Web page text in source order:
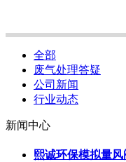
全部
废气处理答疑
公司新闻
行业动态
新闻中心
熙诚环保模拟量